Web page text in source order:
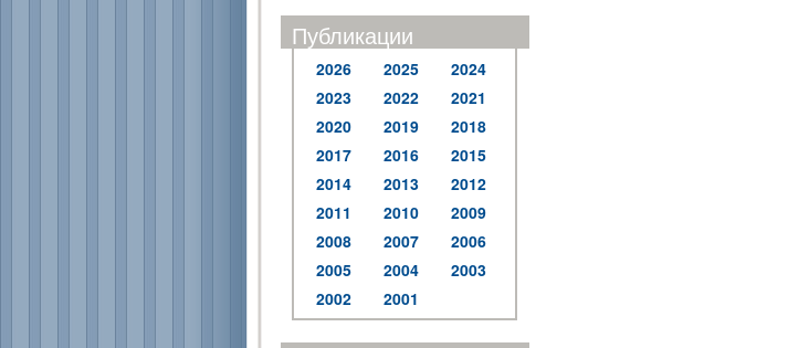
Публикации
2026 2025
2024
2023
2022
2021
2020
2019
2018
2017
2016
2015
2014
2013
2012
2011
2010
2009
2008
2007
2006
2005
2004
2003
2002
2001